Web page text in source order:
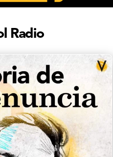
Radio